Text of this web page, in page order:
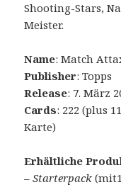
Shooting-Stars,
Meister.
Name: Match
Publisher: Topps
Release: 7. März
Cards: 222 (plus
Karte)
Erhältliche
– Starterpack